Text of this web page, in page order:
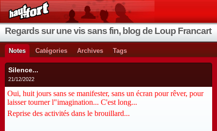
Regards sur une vis sans fin, blog de Loup Francart
Notes Catégories Archives Tags
Silence...
21/12/2022
Oui, huit jours sans se manifester, sans un écran pour rêver, pour
laisser tourner l"imagination... C'est long...
Reprise des activités dans le brouillard...